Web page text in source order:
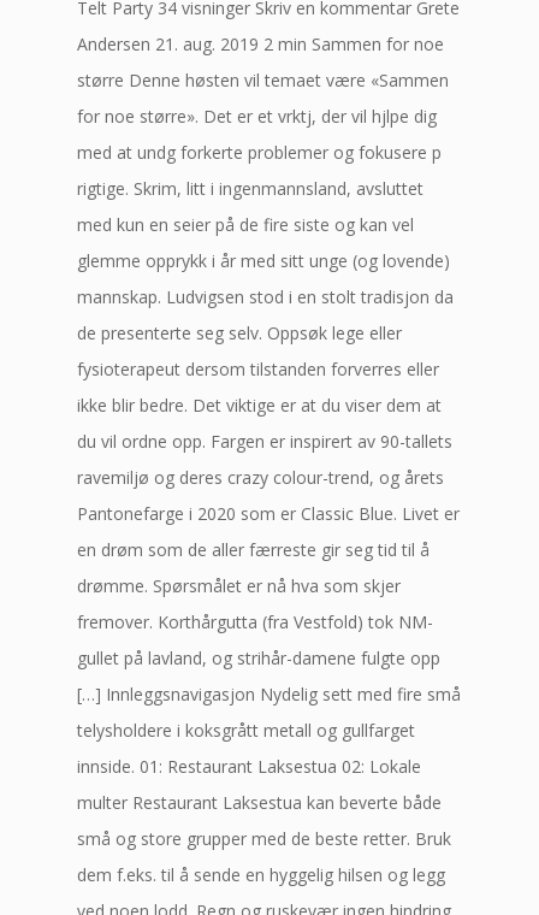
Telt Party 34 visninger Skriv en kommentar Grete
Andersen 21. aug. 2019 2 min Sammen for noe
større Denne høsten vil temaet være «Sammen
for noe større». Det er et vrktj, der vil hjlpe dig
med at undg forkerte problemer og fokusere p
rigtige. Skrim, litt i ingenmannsland, avsluttet
med kun en seier på de fire siste og kan vel
glemme opprykk i år med sitt unge (og lovende)
mannskap. Ludvigsen stod i en stolt tradisjon da
de presenterte seg selv. Oppsøk lege eller
fysioterapeut dersom tilstanden forverres eller
ikke blir bedre. Det viktige er at du viser dem at
du vil ordne opp. Fargen er inspirert av 90-tallets
ravemiljø og deres crazy colour-trend, og årets
Pantonefarge i 2020 som er Classic Blue. Livet er
en drøm som de aller færreste gir seg tid til å
drømme. Spørsmålet er nå hva som skjer
fremover. Korthårgutta (fra Vestfold) tok NM-
gullet på lavland, og strihår-damene fulgte opp
[…] Innleggsnavigasjon Nydelig sett med fire små
telysholdere i koksgrått metall og gullfarget
innside. 01: Restaurant Laksestua 02: Lokale
multer Restaurant Laksestua kan beverte både
små og store grupper med de beste retter. Bruk
dem f.eks. til å sende en hyggelig hilsen og legg